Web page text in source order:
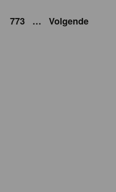
773 … Volgende